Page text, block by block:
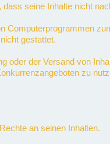
seine Inhalte nicht
Computerprogrammen
gestattet.
oder der Versand von
zu
an seinen Inhalten.